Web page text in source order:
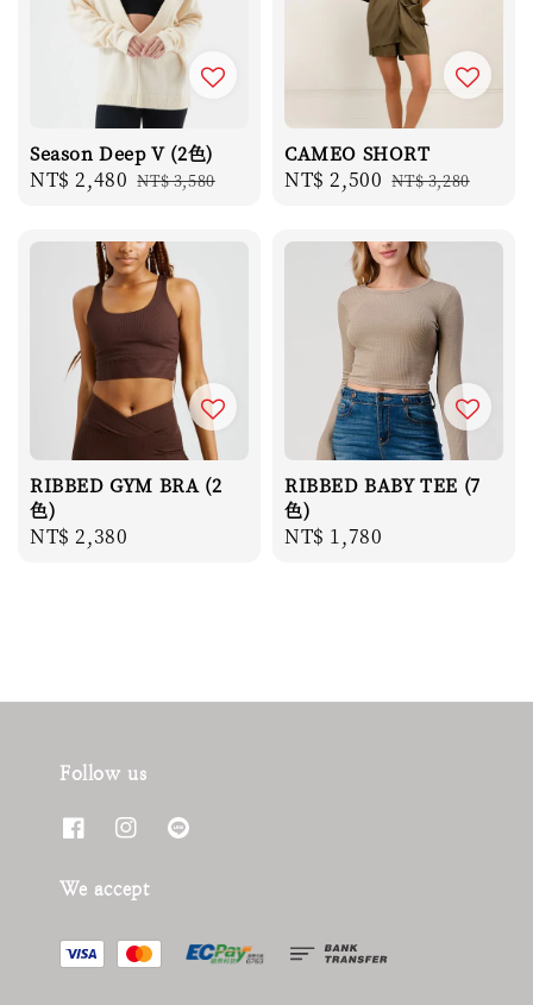
Season Deep V (2色)
Sale
NT$ 2,480 Regular
NT$ 3,580
CAMEO SHORT
Sale
NT$ 2,500 Regular
NT$ 3,280
RIBBED GYM BRA (2
色)
Regular
NT$ 2,380
RIBBED BABY TEE (7
色)
Regular
NT$ 1,780
Follow us
We accept